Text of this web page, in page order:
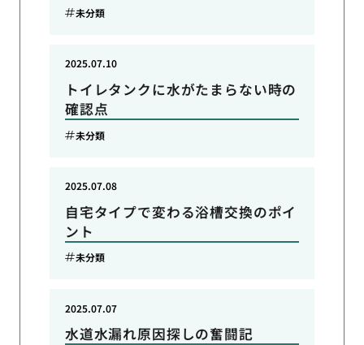
未分類
トイレタンクに水がたまらない時の
確認点
2025.07.10
未分類
自宅タイプで変わる浴槽交換のポイ
ント
2025.07.08
未分類
水道水漏れ原因探しの奮闘記
2025.07.07